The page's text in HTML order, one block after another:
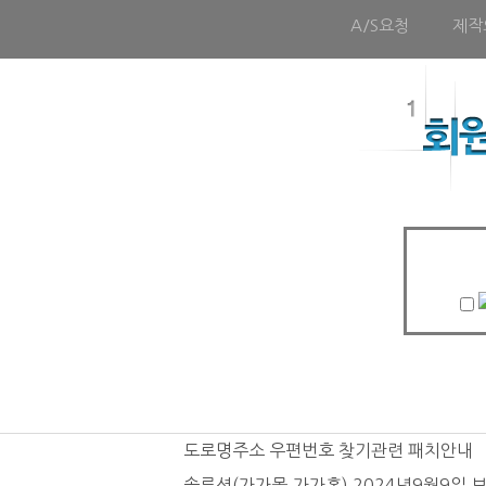
A/S요청 제
도로명주소 우편번호 찾기관련 패치안내